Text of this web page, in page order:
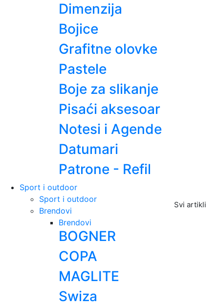
Dimenzija
Bojice
Grafitne olovke
Pastele
Boje za slikanje
Pisaći aksesoar
Notesi i Agende
Datumari
Patrone - Refil
Sport i outdoor
Svi artikli
Sport i outdoor
Brendovi
Brendovi
BOGNER
COPA
MAGLITE
Swiza